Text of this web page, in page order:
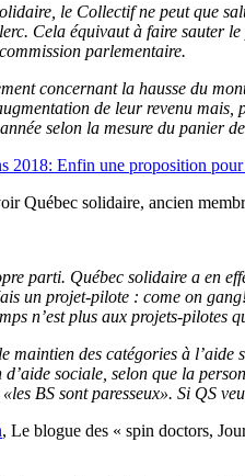
le Collectif ne peut que
Cela équivaut à faire sauter
parlementaire.
concernant la hausse du
de leur revenu
selon la mesure du panier
2018: Enfin une proposition
Québec solidaire, ancien
parti. Québec solidaire a en
un projet-pilote : come on
n’est plus aux projets-
maintien des catégories à
sociale, selon que la
«les BS sont paresseux». Si QS
, Le blogue des « spin doctors,